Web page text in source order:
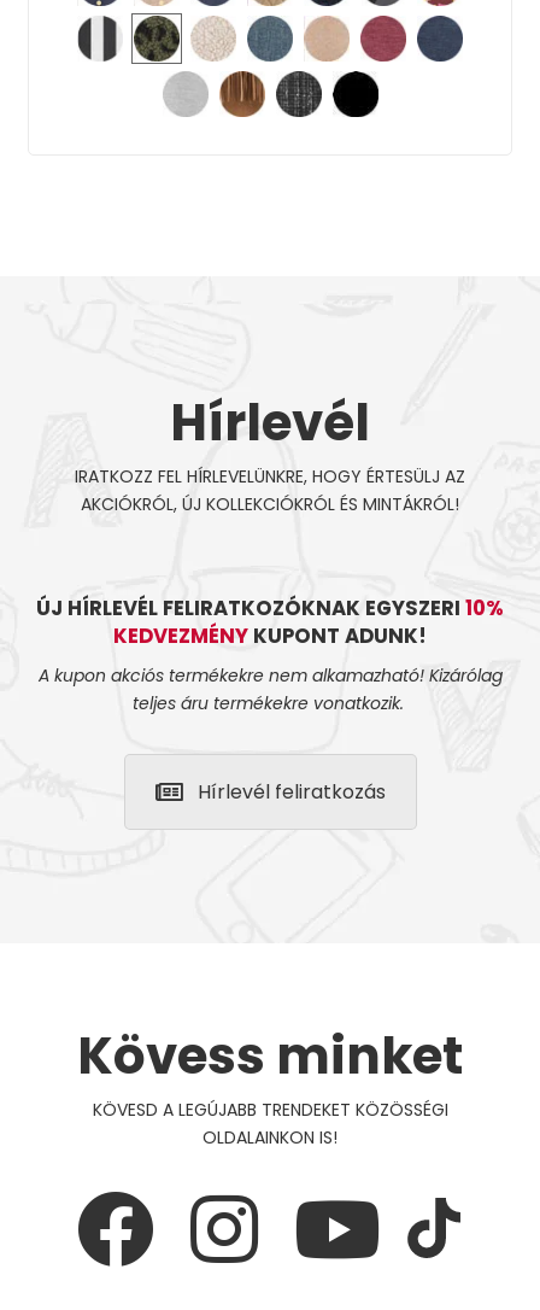
Hírlevél
IRATKOZZ FEL HÍRLEVELÜNKRE, HOGY ÉRTESÜLJ AZ
AKCIÓKRÓL, ÚJ KOLLEKCIÓKRÓL ÉS MINTÁKRÓL!
ÚJ HÍRLEVÉL FELIRATKOZÓKNAK EGYSZERI 10%
KEDVEZMÉNY KUPONT ADUNK!
A kupon akciós termékekre nem alkamazható! Kizárólag
teljes áru termékekre vonatkozik.
Hírlevél feliratkozás
Kövess minket
KÖVESD A LEGÚJABB TRENDEKET KÖZÖSSÉGI
OLDALAINKON IS!